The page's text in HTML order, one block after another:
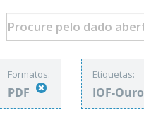
Formatos:
PDF
Etiquetas:
IOF-Ouro